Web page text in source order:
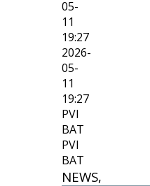
05-
11
19:27
2026-
05-
11
19:27
PVI
BAT
PVI
BAT
NEWS,